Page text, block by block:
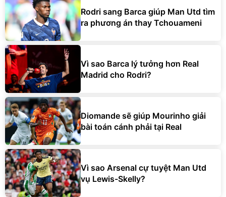
Rodri sang Barca giúp Man Utd tìm
ra phương án thay Tchouameni
Vì sao Barca lý tưởng hơn Real
Madrid cho Rodri?
Diomande sẽ giúp Mourinho giải
bài toán cánh phải tại Real
Vì sao Arsenal cự tuyệt Man Utd
vụ Lewis-Skelly?